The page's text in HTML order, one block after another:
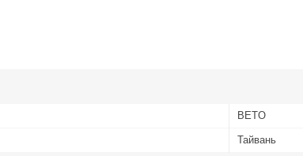
BETO
Тайвань